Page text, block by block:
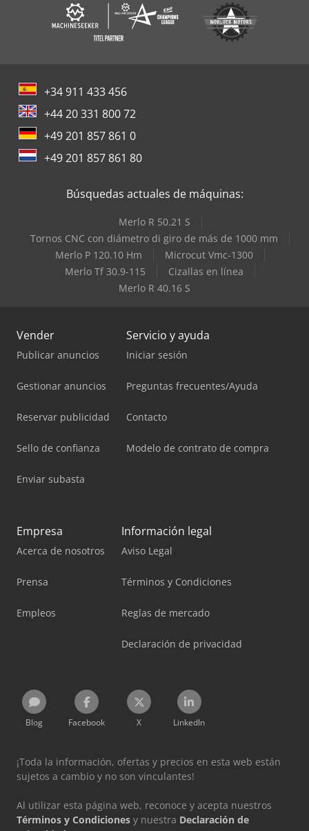
+34 911 433 456
+44 20 331 800 72
+49 201 857 861 0
+49 201 857 861 80
Búsquedas actuales de máquinas:
Merlo R 50.21 S
Tornos CNC con diámetro di giro de más de 1000 mm
Merlo P 120.10 Hm
Microcut Vmc-1300
Merlo Tf 30.9-115
Cizallas en línea
Merlo R 40.16 S
Vender
Publicar anuncios
Gestionar anuncios
Reservar publicidad
Sello de confianza
Enviar subasta
Servicio y ayuda
Iniciar sesión
Preguntas frecuentes/Ayuda
Contacto
Modelo de contrato de compra
Empresa
Acerca de nosotros
Prensa
Empleos
Información legal
Aviso Legal
Términos y Condiciones
Reglas de mercado
Declaración de privacidad
Blog Facebook X LinkedIn
¡Toda la información, ofertas y precios en esta web están
sujetos a cambio y no son vinculantes!
Al utilizar esta página web, reconoce y acepta nuestros
Términos y Condiciones y nuestra Declaración de